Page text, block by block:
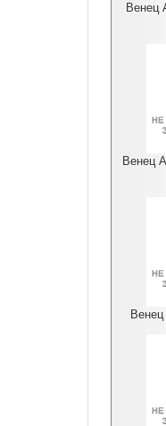
Венец
Венец